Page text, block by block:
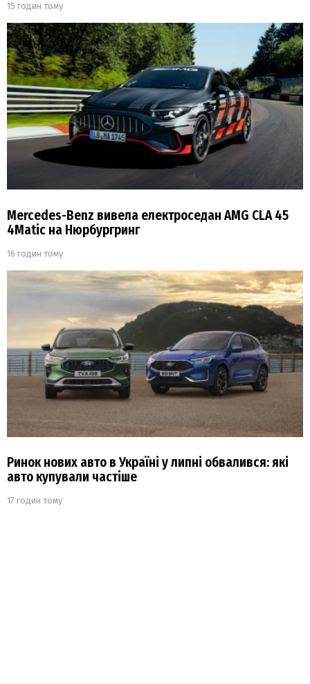
15 годин тому
Mercedes-Benz вивела електроседан AMG CLA 45
4Matic на Нюрбургринг
16 годин тому
Ринок нових авто в Україні у липні обвалився: які
авто купували частіше
17 годин тому